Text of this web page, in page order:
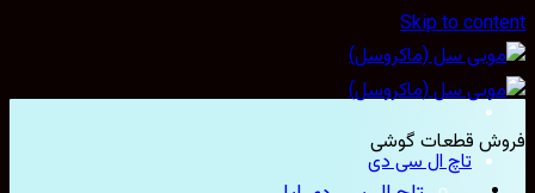
Skip to
قطعات گوشی
تاچ ال سی دی